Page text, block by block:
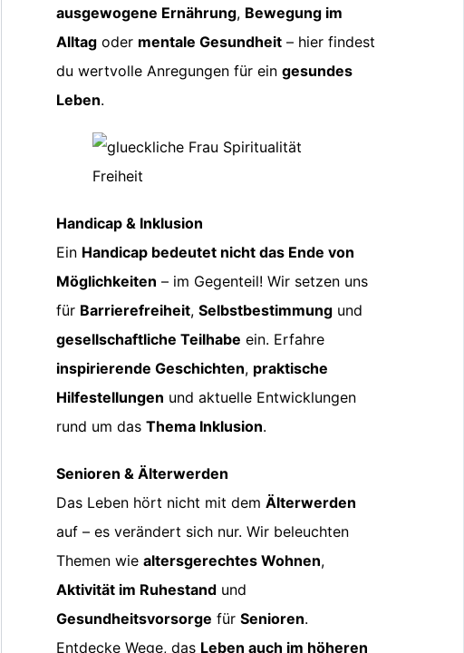
ausgewogene Ernährung, Bewegung im
Alltag oder mentale Gesundheit – hier findest
du wertvolle Anregungen für eingesundes
Leben.
Handicap & Inklusion
Ein Handicap bedeutet nicht das Ende von
Möglichkeiten – im Gegenteil! Wir setzen uns
für Barrierefreiheit,Selbstbestimmung und
gesellschaftliche Teilhabe ein. Erfahre
inspirierende Geschichten, praktische
Hilfestellungen und aktuelle Entwicklungen
rund um dasThema Inklusion.
Senioren & Älterwerden
Das Leben hört nicht mit demÄlterwerden
auf – es verändert sich nur. Wir beleuchten
Themen wiealtersgerechtes Wohnen,
Aktivität im Ruhestand und
Gesundheitsvorsorge fürSenioren.
Entdecke Wege, das Leben auch im höheren